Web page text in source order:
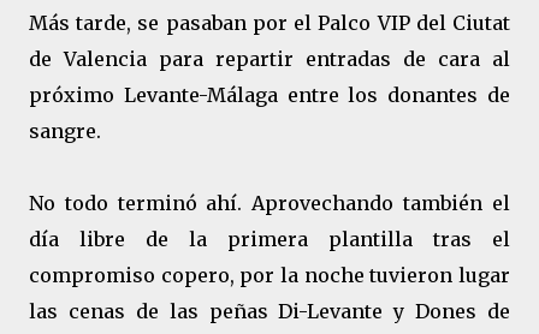
Más tarde, se pasaban por el Palco VIP del Ciutat
de Valencia para repartir entradas de cara al
próximo Levante-Málaga entre los donantes de
sangre.
No todo terminó ahí. Aprovechando también el
día libre de la primera plantilla tras el
compromiso copero, por la noche tuvieron lugar
las cenas de las peñas Di-Levante y Dones de